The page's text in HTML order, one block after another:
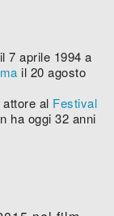
7 aprile 1994 a
il 20 agosto
al Festival
ha oggi 32 anni